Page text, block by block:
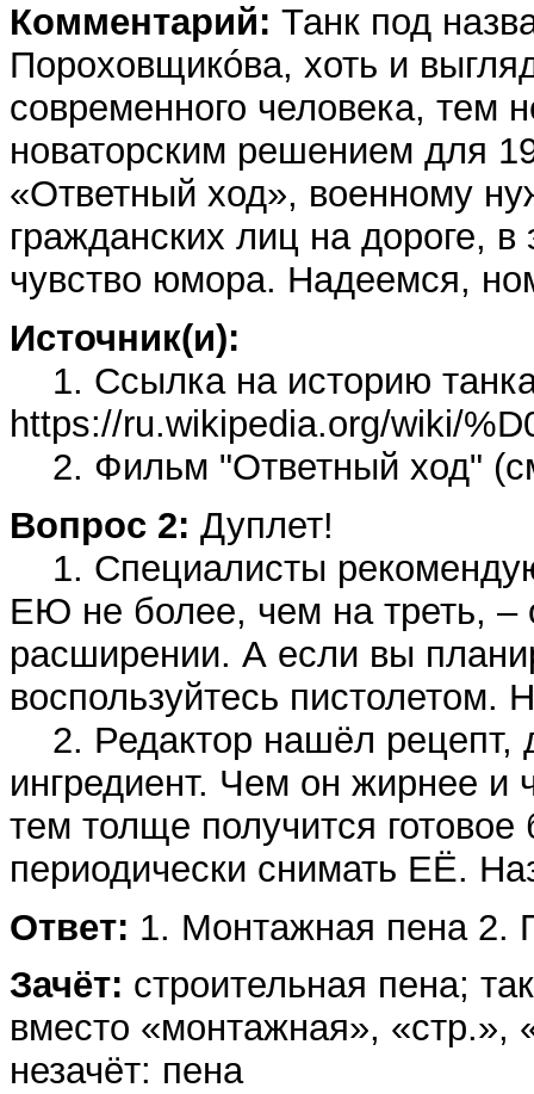
Комментарий: Танк под
Пороховщикóва, хоть и
современного человека, тем
новаторским решением для
«Ответный ход», военному
гражданских лиц на дороге,
чувство юмора. Надеемся,
Источник(и):
1. Ссылка на историю
https://ru.wikipedia.org/wiki/
2. Фильм "Ответный ход"
Вопрос 2: Дуплет!
1. Специалисты
ЕЮ не более, чем на треть, –
расширении. А если вы
воспользуйтесь
2. Редактор нашёл рецепт,
ингредиент. Чем он жирнее и
тем толще получится
периодически снимать ЕЁ.
Ответ: 1. Монтажная пена 2.
Зачёт: строительная пена;
вместо «монтажная», «стр.»,
незачёт: пена